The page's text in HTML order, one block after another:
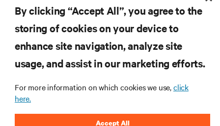
자료
지원
기업
By clicking “Accept All”, you agree to the
storing of cookies on your device to
enhance site navigation, analyze site
usage, and assist in our marketing efforts.
For more information on which cookies we use,click
here.
Accept All